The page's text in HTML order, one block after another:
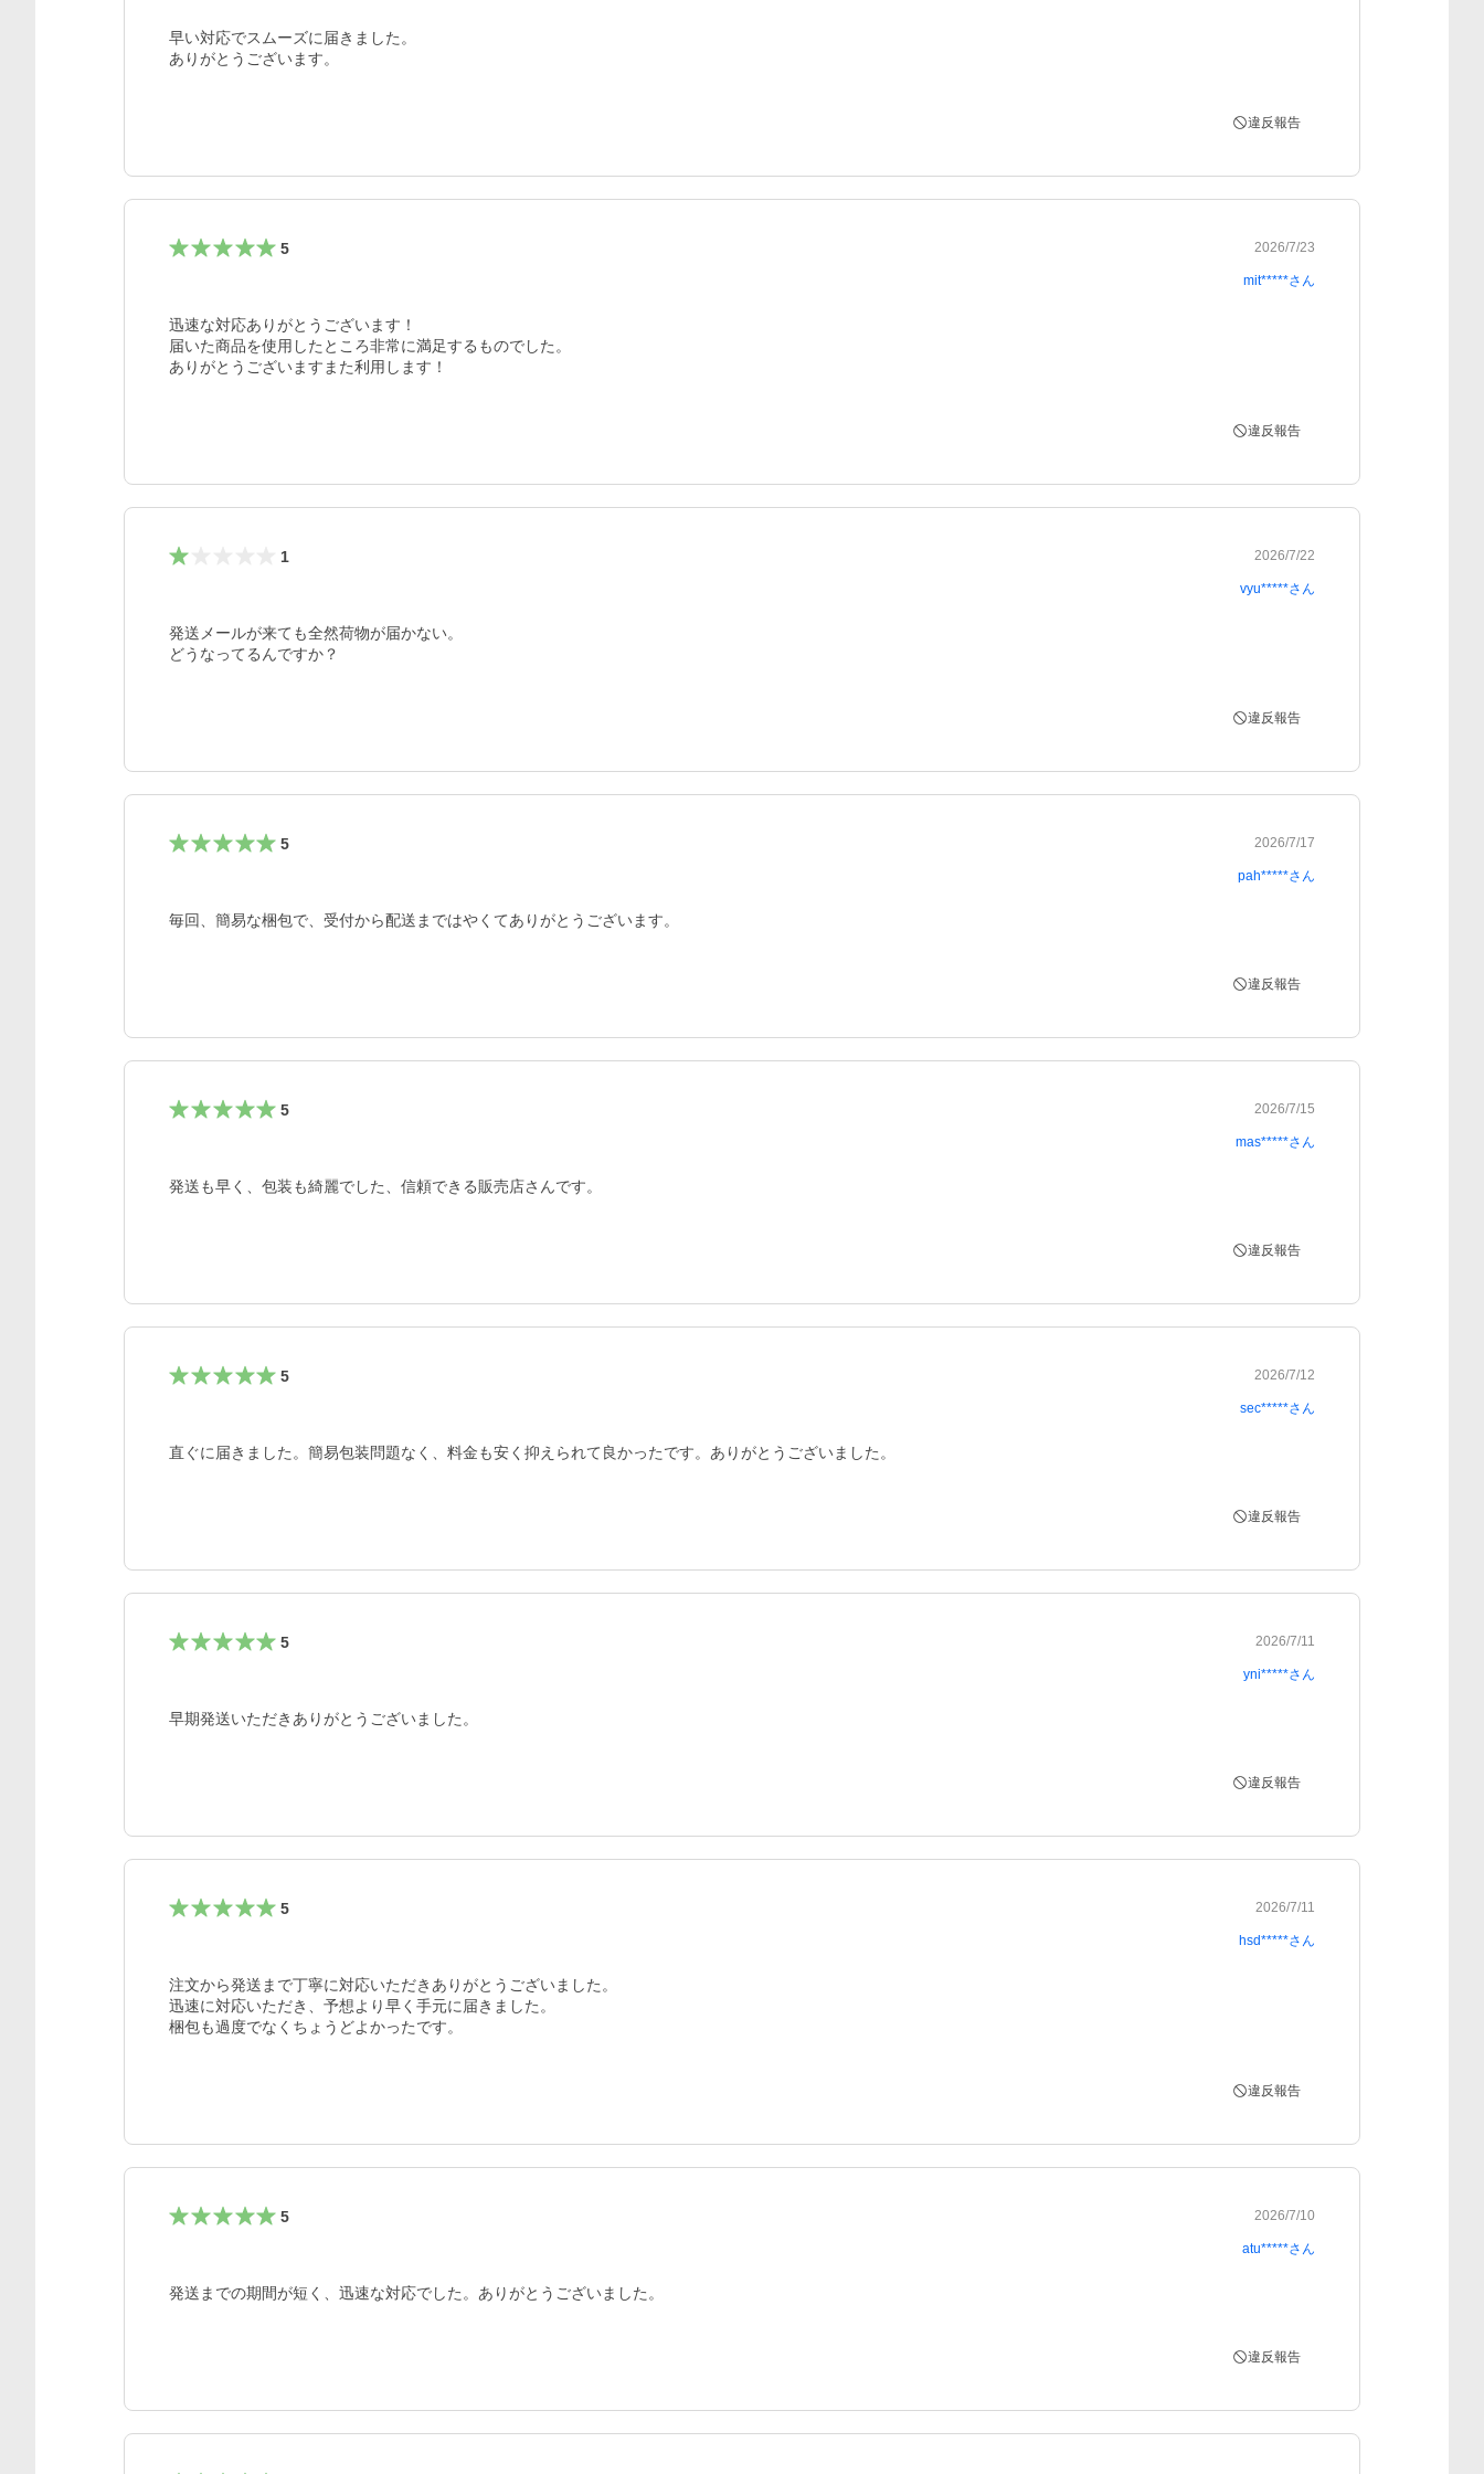
早い対応でスムーズに届きました。
ありがとうございます。
違反報告
5 2026/7/23
mit*****さん
迅速な対応ありがとうございます！
届いた商品を使用したところ非常に満足するものでした。
ありがとうございますまた利用します！
違反報告
1 2026/7/22
vyu*****さん
発送メールが来ても全然荷物が届かない。
違反報告
5 2026/7/17
pah*****さん
毎回、簡易な梱包で、受付から配送まではやくてありがとうございます。
違反報告
5 2026/7/15
mas*****さん
発送も早く、包装も綺麗でした、信頼できる販売店さんです。
違反報告
5 2026/7/12
sec*****さん
直ぐに届きました。簡易包装問題なく、料金も安く抑えられて良かったです。ありがとうございました。
違反報告
5 2026/7/11
yni*****さん
早期発送いただきありがとうございました。
違反報告
5 2026/7/11
hsd*****さん
注文から発送まで丁寧に対応いただきありがとうございました。
迅速に対応いただき、予想より早く手元に届きました。
梱包も過度でなくちょうどよかったです。
違反報告
5 2026/7/10
atu*****さん
発送までの期間が短く、迅速な対応でした。ありがとうございました。
違反報告